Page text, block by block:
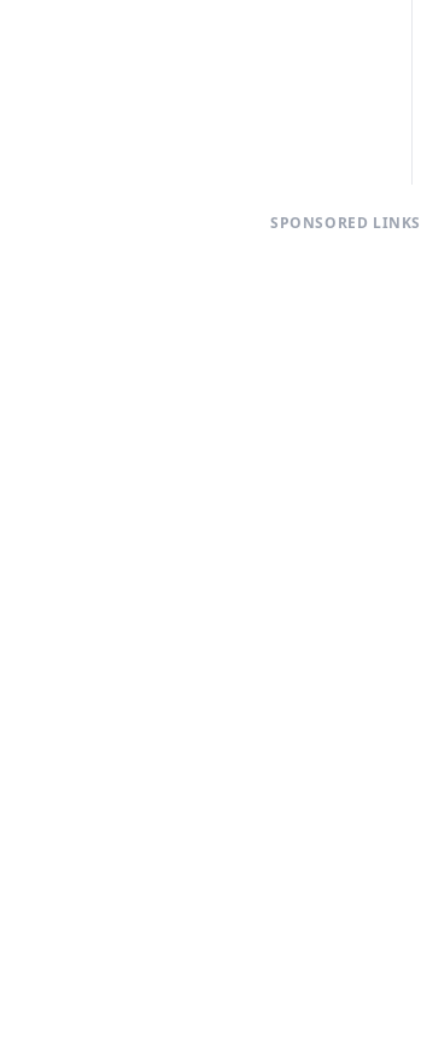
SPONSORED LINKS